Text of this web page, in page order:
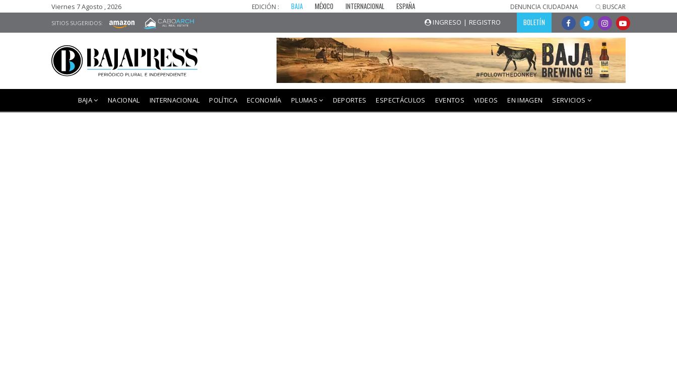
Viernes 7 Agosto , 2026 EDICIÓN : BAJA MÉXICO INTERNACIONAL ESPAÑA DENUNCIA CIUDADANA BUSCAR
SITIOS SUGERIDOS: INGRESO | REGISTRO BOLETÍN
BAJA NACIONAL INTERNACIONAL POLÍTICA ECONOMÍA PLUMAS DEPORTES ESPECTÁCULOS EVENTOS VIDEOS EN IMAGEN SERVICIOS